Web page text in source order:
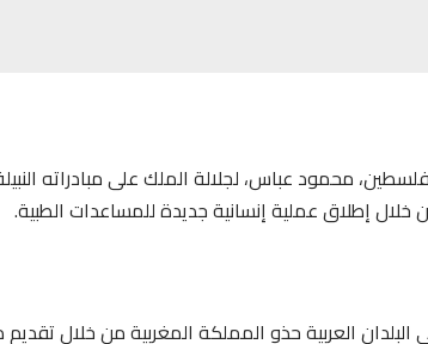
محمود عباس، لجلالة الملك على مبادراته
إطلاق عملية إنسانية جديدة للمساعدات الطبية.
العربية حذو المملكة المغربية من خلال